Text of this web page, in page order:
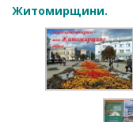
Житомирщини.